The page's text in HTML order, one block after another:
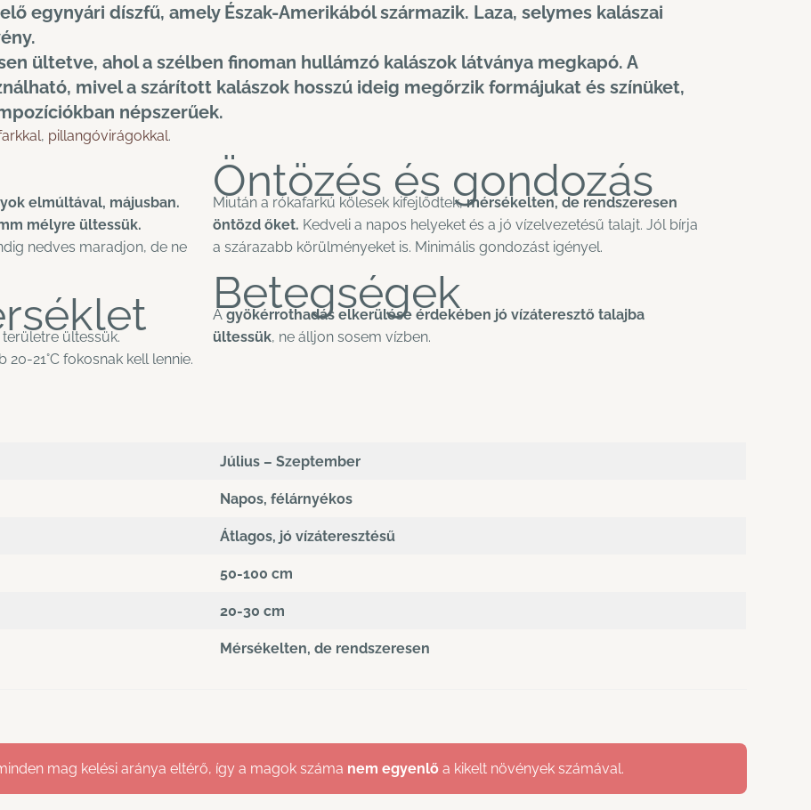
egynyári díszfű, amely Észak-Amerikából származik. Laza, selymes kalászai
ültetve, ahol a szélben finoman hullámzó kalászok látványa megkapó. A
mivel a szárított kalászok hosszú ideig megőrzik formájukat és színüket,
népszerűek.
, pillangóvirágokkal.
elmúltával, májusban.
mélyre ültessük.
nedves maradjon, de ne
ültessük.
21°C fokosnak kell lennie.
Öntözés és gondozás
Miután a rókafarkú kölesek kifejlődtek,mérsékelten, de rendszeresen
öntözd őket. Kedveli a napos helyeket és a jó vízelvezetésű talajt. Jól bírja
a szárazabb körülményeket is. Minimális gondozást igényel.
Betegségek
A gyökérrothadás elkerülése érdekében jó vízáteresztő talajba
ültessük, ne álljon sosem vízben.
Július – Szeptember
Napos, félárnyékos
Átlagos, jó vízáteresztésű
50-100 cm
20-30 cm
Mérsékelten, de rendszeresen
mag kelési aránya eltérő, így a magok száma nem egyenlőa kikelt növények számával.